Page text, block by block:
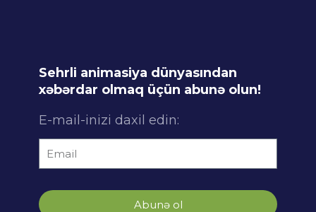
Sehrli animasiya dünyasından
xəbərdar olmaq üçün abunə olun!
E-mail-inizi daxil edin:
Abunə ol